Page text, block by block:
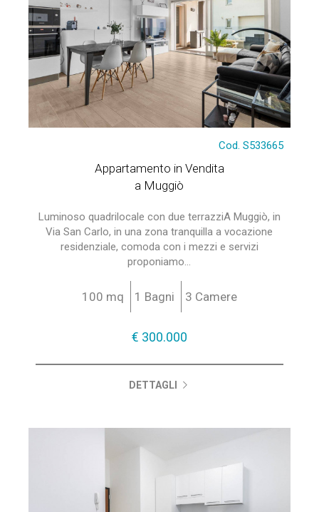
Cod. S533665
Appartamento in Vendita
a Muggiò
Luminoso quadrilocale con due terrazziA Muggiò, in
Via San Carlo, in una zona tranquilla a vocazione
residenziale, comoda con i mezzi e servizi
proponiamo...
100 mq 1 Bagni 3 Camere
€ 300.000
DETTAGLI